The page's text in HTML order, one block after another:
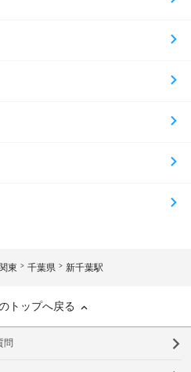
関東 千葉県 新千葉駅
トップへ戻る